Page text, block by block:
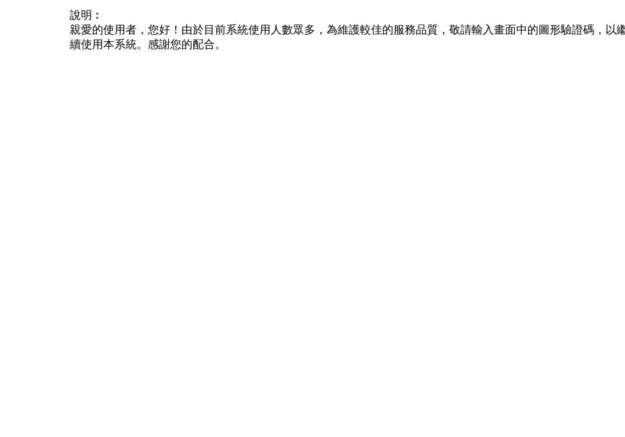
說明︰
親愛的使用者，您好！由於目前系統使用人數眾多，為維護較佳的服務品質，敬請輸入畫面中的圖形驗證碼，以
續使用本系統。感謝您的配合。